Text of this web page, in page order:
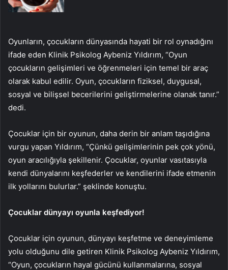
Oyunların, çocukların dünyasında hayati bir rol oynadığını
ifade eden Klinik Psikolog Aybeniz Yıldırım, “Oyun
çocukların gelişimleri ve öğrenmeleri için temel bir araç
olarak kabul edilir. Oyun, çocukların fiziksel, duygusal,
sosyal ve bilişsel becerilerini geliştirmelerine olanak tanır.”
dedi.
Çocuklar için bir oyunun, daha derin bir anlam taşıdığına
vurgu yapan Yıldırım, “Çünkü gelişimlerinin pek çok yönü,
oyun aracılığıyla şekillenir. Çocuklar, oyunlar vasıtasıyla
kendi dünyalarını keşfederler ve kendilerini ifade etmenin
ilk yollarını bulurlar.” şeklinde konuştu.
Çocuklar dünyayı oyunla keşfediyor!
Çocuklar için oyunun, dünyayı keşfetme ve deneyimleme
yolu olduğunu dile getiren Klinik Psikolog Aybeniz Yıldırım,
“Oyun, çocukların hayal gücünü kullanmalarına, sosyal